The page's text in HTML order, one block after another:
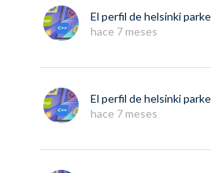
El perfil dehelsinki
hace 7 meses
El perfil dehelsinki
hace 7 meses